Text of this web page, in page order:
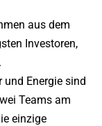
aus dem
Investoren,
Energie sind
Teams am
einzige